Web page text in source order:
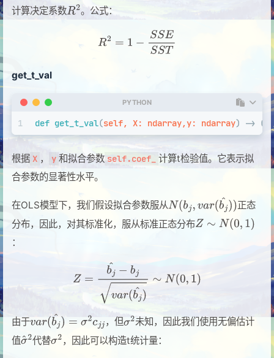
计算决定系数 。公式：
get_t_val
PYTHON
1 def get_t_val(self, X: ndarray,y: ndarray) -> (
根据 X ， y 和拟合参数 self.coef_
计算t检验值。它表示拟
合参数的显著性水平。
在OLS模型下，我们假设拟合参数服从
正态
分布，因此，对其标准化，服从标准正态分布
：
由于 ，但
未知，因此我们使用无偏估计
值
代替 ，因此可以构造t统计量：